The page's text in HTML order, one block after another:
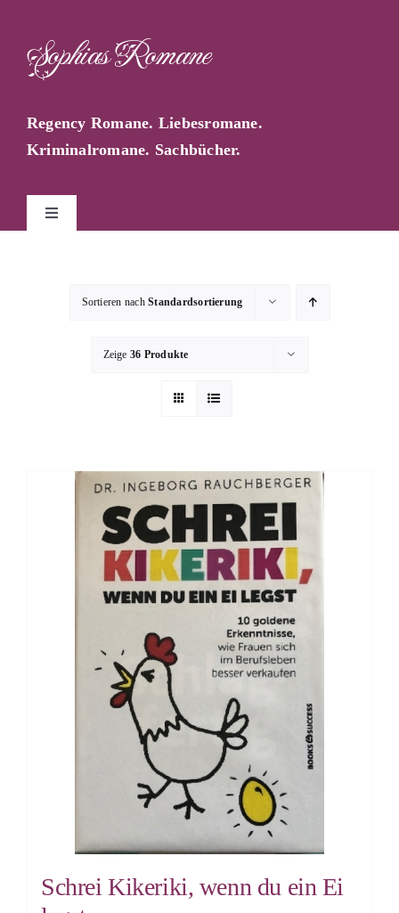
springenSophias Romane
Regency Romane. Liebesromane.
Kriminalromane. Sachbücher.
Toggle
Sophie Berg
Sophia Rauchberg
Bücher-Shop
WooCommerce Warenkorb
Sortieren nachStandardsortierung
Zeige 36 Produkte
Schrei Kikeriki, wenn du ein Ei